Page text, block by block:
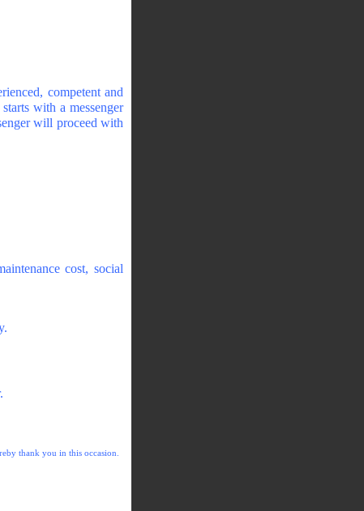
competent and
with a messenger
will proceed with
cost, social
thank you in this occasion.